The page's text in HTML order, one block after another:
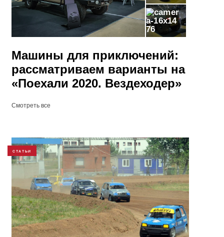
76
Машины для приключений:
рассматриваем варианты на ​
«Поехали 2020. Вездеходер»
Смотреть все
СТАТЬИ